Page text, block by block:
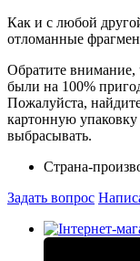
Как и с любой
отломанные
Обратите внимание,
были на 100%
Пожалуйста,
картонную упаковку
выбрасывать.
Страна-
Задать вопрос